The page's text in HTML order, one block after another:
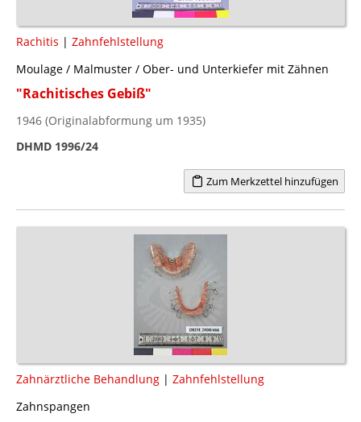
Rachitis | Zahnfehlstellung
Moulage / Malmuster / Ober- und Unterkiefer mit Zähnen
"Rachitisches Gebiß"
1946 (Originalabformung um 1935)
DHMD 1996/24
Zum Merkzettel hinzufügen
Zahnärztliche Behandlung | Zahnfehlstellung
Zahnspangen